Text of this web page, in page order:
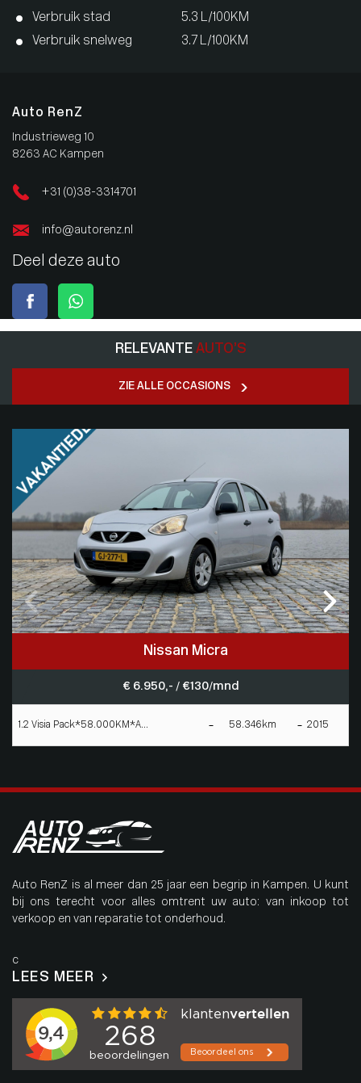
Verbruik stad
5.3 L/100KM
Verbruik snelweg
3.7 L/100KM
Auto RenZ
Industrieweg 10
8263 AC Kampen
+31 (0)38-3314701
info@autorenz.nl
Deel deze auto
RELEVANTE AUTO’S
ZIE ALLE OCCASIONS
Nissan Micra
€ 6.950,- / € 130/mnd
1.2 Visia Pack*58.000KM*A... 58.346km 2015
Auto RenZ is al meer dan 25 jaar een begrip in Kampen. U kunt
bij ons terecht voor alles omtrent uw auto: van inkoop tot
verkoop en van reparatie tot onderhoud.
c
LEES MEER